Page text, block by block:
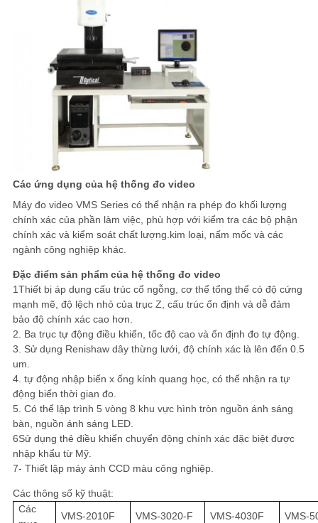
Các ứng dụng của hệ thống đo video
Máy đo video VMS Series có thể nhận ra phép đo khối lượng
chính xác của phần làm việc, phù hợp với kiểm tra các bộ phận
chính xác và kiểm soát chất lượng.kim loại, nấm mốc và các
ngành công nghiệp khác.
Đặc điểm sản phẩm của hệ thống đo video
1Thiết bị áp dụng cấu trúc cổ ngỗng, cơ thể tổng thể có độ cứng
mạnh mẽ, độ lệch nhỏ của trục Z, cấu trúc ổn định và dễ đảm
bảo độ chính xác cao hơn.
2. Ba trục tự động điều khiển, tốc độ cao và ổn định đo tự động.
3. Sử dụng Renishaw dây thừng lưới, độ chính xác là lên đến 0.5
um.
4. tự động nhập biến x ống kính quang học, có thể nhận ra tự
động biến thời gian đo.
5. Có thể lập trình 5 vòng 8 khu vực hình tròn nguồn ánh sáng
bàn, nguồn ánh sáng LED.
6Sử dụng thẻ điều khiển chuyển động chính xác đặc biệt được
nhập khẩu từ Mỹ.
7- Thiết lập máy ảnh CCD màu công nghiệp.
Các thông số kỹ thuật:
Các
VMS-2010F VMS-3020-F VMS-4030F VMS-